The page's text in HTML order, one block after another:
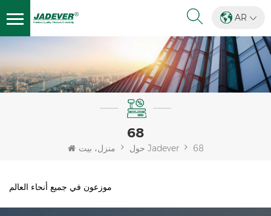
AR
68
منزل، بيت حول Jadever 68
موزعون في جميع أنحاء العالم